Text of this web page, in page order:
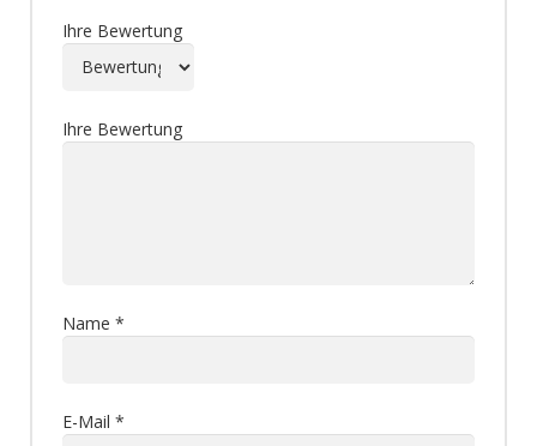
Ihre Bewertung
Ihre Bewertung
Name *
E-Mail *